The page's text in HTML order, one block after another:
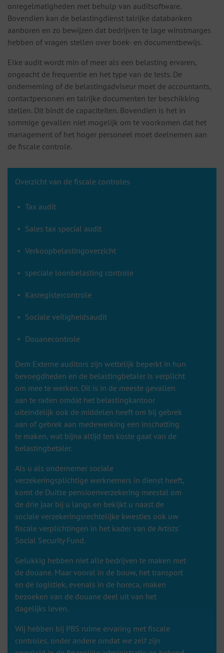
onregelmatigheden met behulp van auditsoftware.
Bovendien kan de belastingdienst talrijke databanken
aanboren en zo bewijzen dat bedrijven te lage winstmarges
hebben of vragen stellen over boek- en documentbewijs.
Elke audit wordt min of meer als een belasting ervaren,
ongeacht de frequentie en het type van de tests. De
onderneming of de belastingadviseur moet de accountants,
contactpersonen en talrijke documenten ter beschikking
stellen. Dit bindt de capaciteiten. Bovendien is het in
sommige gevallen niet mogelijk om te voorkomen dat het
management of het hoger personeel moet deelnemen aan
de fiscale controle.
Overzicht van de fiscale controles
Tax audit
Sales tax special audit
Verkoopbelastingoverzicht
speciale loonbelasting controle
Kasregistercontrole
Sociale veiligheidsaudit
Douanecontrole
Dem Externe auditors zijn wettelijk beperkt in hun
bevoegdheden en de belastingbetaler is verplicht
om mee te werken. Dit is in de meeste gevallen
aan te raden omdat het belastingkantoor
uiteindelijk ook de middelen heeft om bij gebrek
aan of gebrek aan medewerking een inschatting
te maken, wat bijna altijd ten koste gaat van de
belastingbetaler.
Als u als ondernemer sociale
verzekeringsplichtige werknemers in dienst heeft,
komt de Duitse pensioenverzekering meestal om
de drie jaar bij u langs en bekijkt u naast de
sociale verzekeringsrechtelijke kwesties ook uw
fiscale verplichtingen in het kader van de Artists'
Social Security Fund.
Gelukkig hebben niet alle bedrijven te maken met
de douane. Maar vooral in de bouw, het transport
en de logistiek, evenals in de horeca, maken
bezoeken van de douane deel uit van het
dagelijks leven.
Wij hebben bij PBS ruime ervaring met fiscale
controles, onder andere omdat we zelf zijn